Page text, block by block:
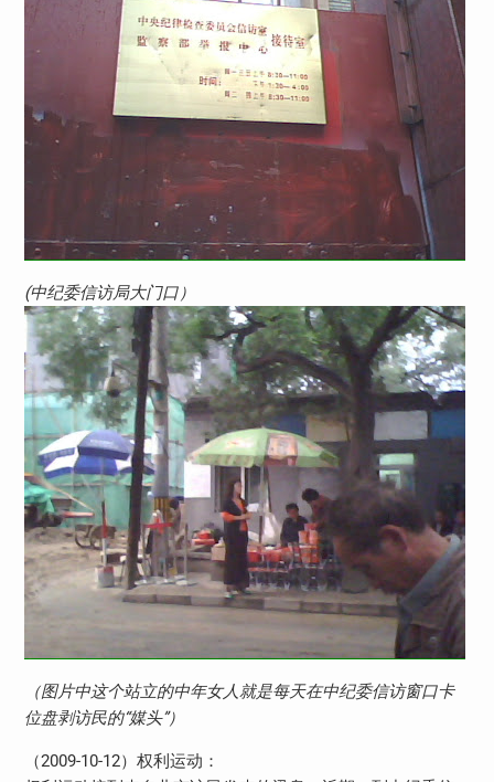
(中纪委信访局大门口）
（图片中这个站立的中年女人就是每天在中纪委信访窗口卡
位盘剥访民的“媒头”）
（2009-10-12）权利运动：